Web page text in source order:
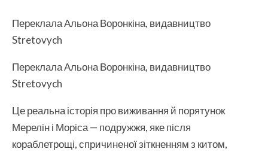
Переклала Альона Воронкіна, видавництво
Stretovych
Переклала Альона Воронкіна, видавництво
Stretovych
Це реальна історія про виживання й порятунок
Мерелін і Моріса — подружжя, яке після
кораблетрощі, спричиненої зіткненням з китом,